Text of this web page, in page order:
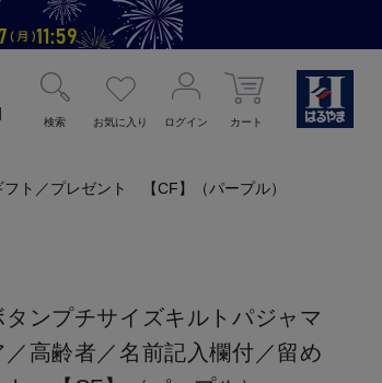
検索 お気に入り ログイン カート
ト／プレゼント 【CF】（パープル）
ンプチサイズキルトパジャマ
高齢者／名前記入欄付／留め